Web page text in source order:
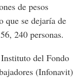
de pesos
que se dejaría de
240 personas.
del Fondo
(Infonavit)